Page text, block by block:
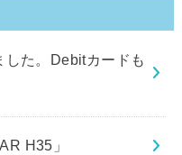
した。Debitカードも
H35」